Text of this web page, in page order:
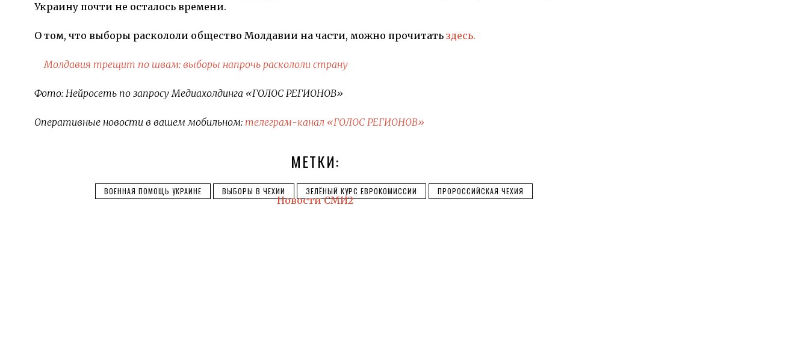
Украину почти не осталось времени.
О том, что выборы раскололи общество Молдавии на части, можно прочитать здесь.
Молдавия трещит по швам: выборы напрочь раскололи страну
Фото: Нейросеть по запросу Медиахолдинга «ГОЛОС РЕГИОНОВ»
Оперативные новости в вашем мобильном: телеграм-канал «ГОЛОС РЕГИОНОВ»
МЕТКИ:
ВОЕННАЯ ПОМОЩЬ УКРАИНЕ ВЫБОРЫ В ЧЕХИИ ЗЕЛЁНЫЙ КУРС ЕВРОКОМИССИИ ПРОРОССИЙСКАЯ ЧЕХИЯ
Новости СМИ2